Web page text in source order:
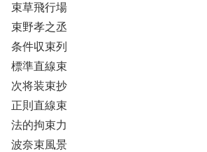
束草飛行場
束野孝之丞
条件収束列
標準直線束
次将装束抄
正則直線束
法的拘束力
波奈束風景